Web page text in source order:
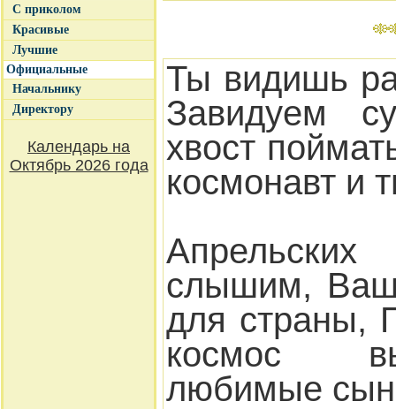
С приколом
Красивые
Лучшие
Официальные
Начальнику
Директору
Календарь на
Октябрь 2026 года
Ты видишь
Завидуем
хвост
космонавт и
слышим, Ваш
для страны,
космос
любимые